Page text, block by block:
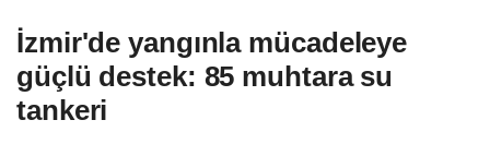
İzmir'de yangınla mücadeleye
güçlü destek: 85 muhtara su
tankeri